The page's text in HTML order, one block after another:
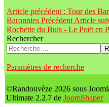
Article précédent : Tour des
Baronnies Précédent Article
Rochette du Buis - Le Poët en
Rechercher
Paramètres de recherche
©Randouvèze 2026 sous
Ultimate 2.2.7 de JoomShaper